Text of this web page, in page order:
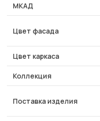
МКАД
Цвет фасада
Цвет каркаса
Коллекция
Поставка изделия